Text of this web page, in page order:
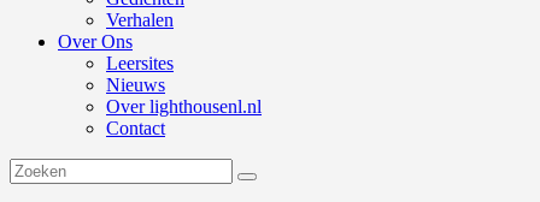
Verhalen
Over Ons
Leersites
Nieuws
Over lighthousenl.nl
Contact